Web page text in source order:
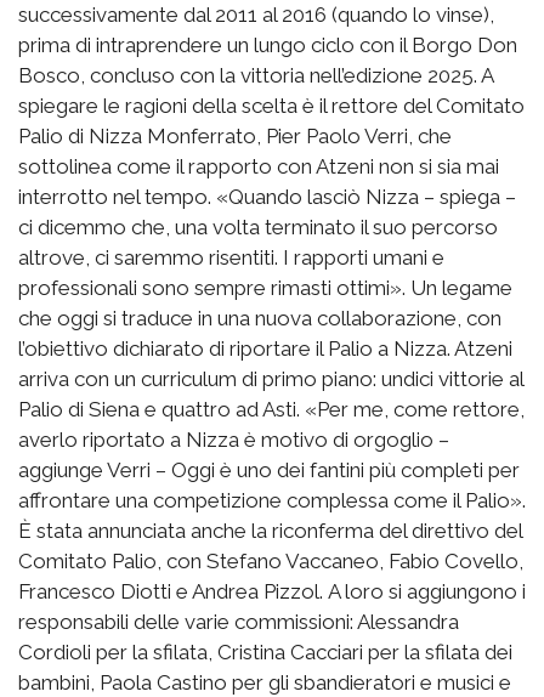
successivamente dal 2011 al 2016 (quando lo vinse),
prima di intraprendere un lungo ciclo con il Borgo Don
Bosco, concluso con la vittoria nell’edizione 2025. A
spiegare le ragioni della scelta è il rettore del Comitato
Palio di Nizza Monferrato, Pier Paolo Verri, che
sottolinea come il rapporto con Atzeni non si sia mai
interrotto nel tempo. «Quando lasciò Nizza – spiega –
ci dicemmo che, una volta terminato il suo percorso
altrove, ci saremmo risentiti. I rapporti umani e
professionali sono sempre rimasti ottimi». Un legame
che oggi si traduce in una nuova collaborazione, con
l’obiettivo dichiarato di riportare il Palio a Nizza. Atzeni
arriva con un curriculum di primo piano: undici vittorie al
Palio di Siena e quattro ad Asti. «Per me, come rettore,
averlo riportato a Nizza è motivo di orgoglio –
aggiunge Verri – Oggi è uno dei fantini più completi per
affrontare una competizione complessa come il Palio».
È stata annunciata anche la riconferma del direttivo del
Comitato Palio, con Stefano Vaccaneo, Fabio Covello,
Francesco Diotti e Andrea Pizzol. A loro si aggiungono i
responsabili delle varie commissioni: Alessandra
Cordioli per la sfilata, Cristina Cacciari per la sfilata dei
bambini, Paola Castino per gli sbandieratori e musici e